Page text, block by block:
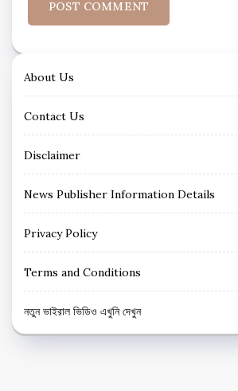
About Us
Contact Us
Disclaimer
News Publisher Information Details
Privacy Policy
Terms and Conditions
নতুন ভাইরাল ভিডিও এখুনি দেখুন